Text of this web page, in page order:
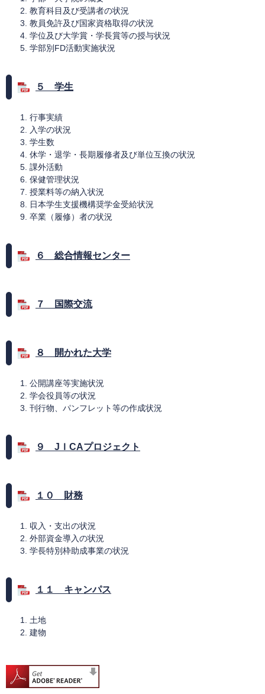
教育科目及び受講者の状況
教員免許及び国家資格取得の状況
学位及び大学賞・学長賞等の授与状況
学部別FD活動実施状況
５ 学生
行事実績
入学の状況
学生数
休学・退学・長期履修者及び単位互換の状況
課外活動
保健管理状況
授業料等の納入状況
日本学生支援機構奨学金受給状況
卒業（履修）者の状況
６ 総合情報センター
７ 国際交流
８ 開かれた大学
公開講座等実施状況
学会役員等の状況
刊行物、パンフレット等の作成状況
９ JＩCAプロジェクト
１０ 財務
収入・支出の状況
外部資金導入の状況
学長特別枠助成事業の状況
１１ キャンパス
土地
建物